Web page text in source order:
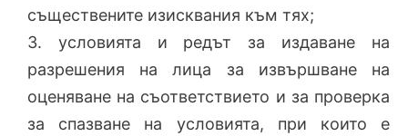
съществените изисквания към тях;
3. условията и редът за издаване на
разрешения на лица за извършване на
оценяване на съответствието и за проверка
за спазване на условията, при които е